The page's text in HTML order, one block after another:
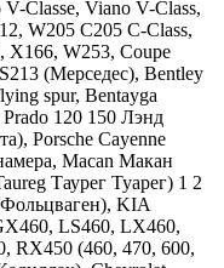
Classe, Viano V-Class,
W205 C205 C-Class,
X166, W253, Coupe
(Мерседес), Bentley
spur, Bentayga
120 150 Лэнд
Porsche Cayenne
Macan Макан
Таурег Туарег) 1 2
KIA
LS460, LX460,
RX450 (460, 470, 600,